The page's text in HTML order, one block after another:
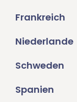
Frankreich
Niederlande
Schweden
Spanien